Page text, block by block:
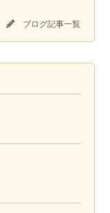
ブログ記事一覧